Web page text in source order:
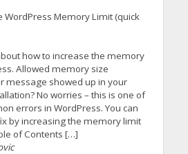
WordPress Memory Limit (quick
how to increase the memory
Allowed memory size
message showed up in your
No worries – this is one of
errors in WordPress. You can
by increasing the memory limit
of Contents […]